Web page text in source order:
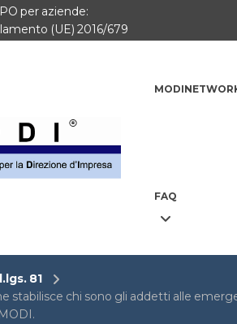
per aziende:
(UE) 2016/679
FAQ
81
stabilisce chi sono gli addetti alle